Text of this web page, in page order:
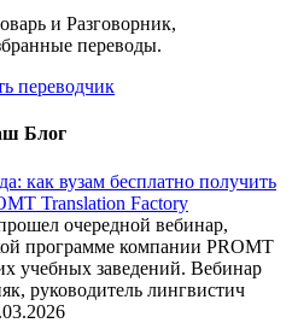
и Разговорник,
переводы.
Блог
как вузам бесплатно получить
Translation Factory
очередной вебинар,
программе компании PROMT
учебных заведений. Вебинар
руководитель лингвистич